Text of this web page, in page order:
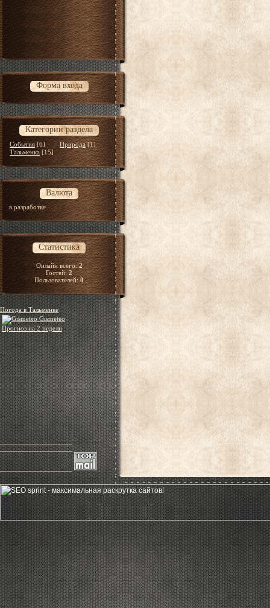
Форма входа
Категории раздела
События [6] Природа [1]
Тальменка [15]
Валюта
в разработке
Статистика
Онлайн всего:2
Гостей:2
Пользователей:0
Погода в Тальменке
Gismeteo
Прогноз на 2 недели
____________________
____________________
____________________